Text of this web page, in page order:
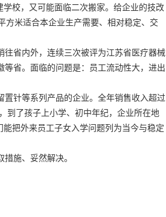
校，又可能面临二次搬家。给企业的技改
米适合本企业生产需要、相对稳定、交
省内外，连续三次被评为江苏省医疗器械
省。面临的问题是：员工流动性大，进出
针等系列产品的企业。全年销售收入超过
到了孩子上小学、初中年纪，企业所在地
把外来员工子女入学问题列为当今与稳定
施、妥然解决。